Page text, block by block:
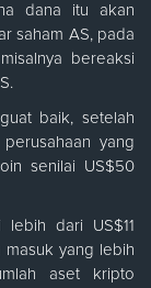
dana itu akan
saham AS, pada
bereaksi
baik, setelah
yang
senilai US$50
dari US$11
masuk yang lebih
aset kripto